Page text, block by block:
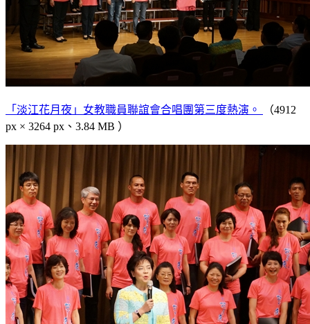
「淡江花月夜」女教職員聯誼會合唱團第三度熱演。
（4912
px × 3264 px、3.84 MB ）